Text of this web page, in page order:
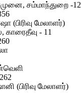
சம்மாந்துறை -12
(பிரிவு மேலாளர்)
- 11
(பிரிவு மேலாளர்)